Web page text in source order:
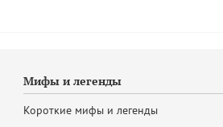
Мифы и легенды
Короткие мифы и легенды